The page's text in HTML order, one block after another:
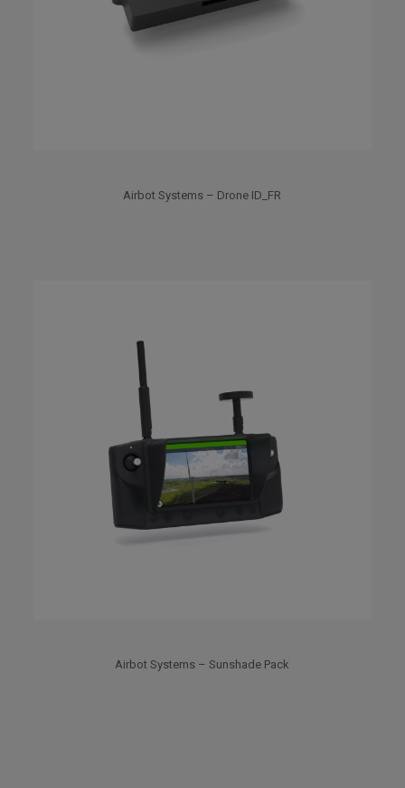
Airbot Systems – Drone ID_FR
Airbot Systems – Sunshade Pack